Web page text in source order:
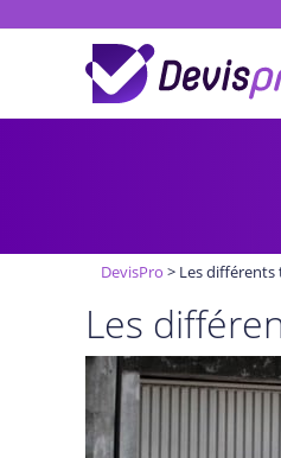
DevisPro > Les différents
Les